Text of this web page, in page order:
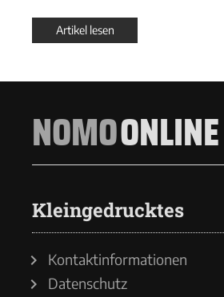
Artikel lesen
NOMOONLINE
Kleingedrucktes
Kontaktinformationen
Datenschutz